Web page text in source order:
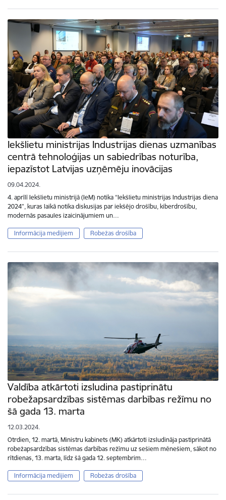
Iekšlietu ministrijas Industrijas dienas uzmanības
centrā tehnoloģijas un sabiedrības noturība,
iepazīstot Latvijas uzņēmēju inovācijas
09.04.2024.
4. aprīlī Iekšlietu ministrijā (IeM) notika “Iekšlietu ministrijas Industrijas diena
2024”, kuras laikā notika diskusijas par iekšējo drošību, kiberdrošību,
modernās pasaules izaicinājumiem un…
Informācija medijiem Robežas drošība
Valdība atkārtoti izsludina pastiprinātu
robežapsardzības sistēmas darbības režīmu no
šā gada 13. marta
12.03.2024.
Otrdien, 12. martā, Ministru kabinets (MK) atkārtoti izsludināja pastiprinātā
robežapsardzības sistēmas darbības režīmu uz sešiem mēnešiem, sākot no
rītdienas, 13. marta, līdz šā gada 12. septembrim…
Informācija medijiem Robežas drošība